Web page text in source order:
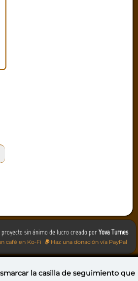
proyecto sin ánimo de lucro creado porYova Turnes
café en Ko-Fi Haz una donación vía PayPal
la casilla de seguimiento que